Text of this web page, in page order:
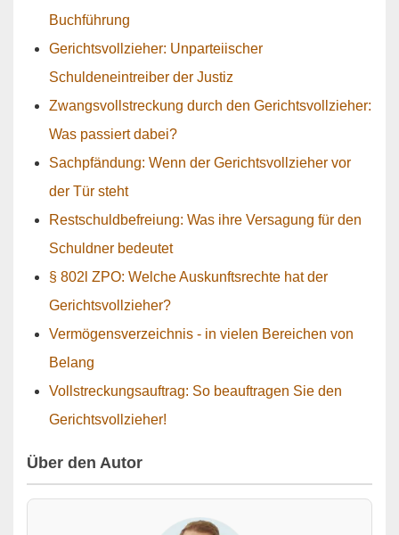
Buchführung
Gerichtsvollzieher: Unparteiischer
Schuldeneintreiber der Justiz
Zwangsvollstreckung durch den Gerichtsvollzieher:
Was passiert dabei?
Sachpfändung: Wenn der Gerichtsvollzieher vor
der Tür steht
Restschuldbefreiung: Was ihre Versagung für den
Schuldner bedeutet
§ 802l ZPO: Welche Auskunftsrechte hat der
Gerichtsvollzieher?
Vermögensverzeichnis - in vielen Bereichen von
Belang
Vollstreckungsauftrag: So beauftragen Sie den
Gerichtsvollzieher!
Über den Autor